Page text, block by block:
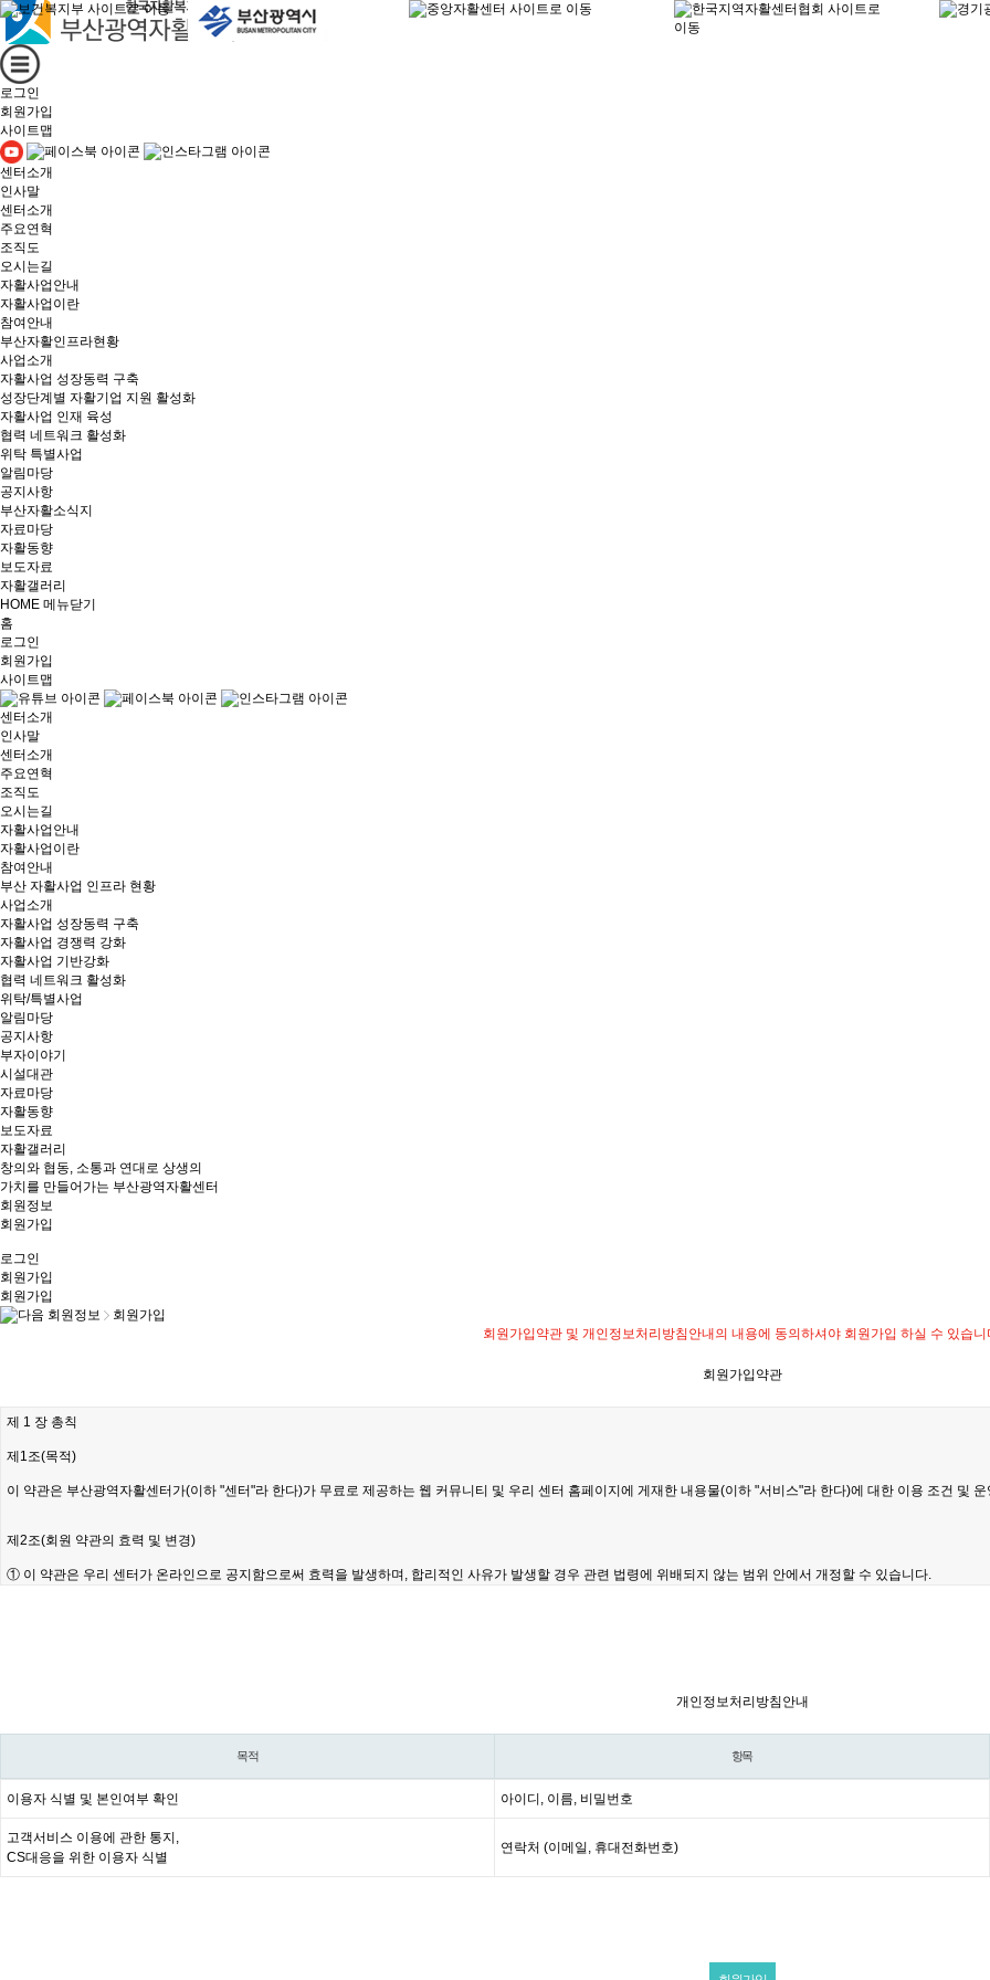
로그인
회원가입
사이트맵
센터소개
인사말
센터소개
주요연혁
조직도
오시는길
자활사업안내
자활사업이란
참여안내
부산자활인프라현황
사업소개
자활사업 성장동력 구축
성장단계별 자활기업 지원 활성화
자활사업 인재 육성
협력 네트워크 활성화
위탁 특별사업
알림마당
공지사항
부산자활소식지
자료마당
자활동향
보도자료
자활갤러리
HOME 메뉴닫기
홈
로그인
회원가입
사이트맵
센터소개
인사말
센터소개
주요연혁
조직도
오시는길
자활사업안내
자활사업이란
참여안내
부산 자활사업 인프라 현황
사업소개
자활사업 성장동력 구축
자활사업 경쟁력 강화
자활사업 기반강화
협력 네트워크 활성화
위탁/특별사업
알림마당
공지사항
부자이야기
시설대관
자료마당
자활동향
보도자료
자활갤러리
창의와 협동, 소통과 연대로 상생의
가치를 만들어가는 부산광역자활센터
회원정보
회원가입
로그인
회원가입
회원가입
회원정보
회원가입
회원가입약관 및 개인정보처리방침안내의 내용에 동의하셔야 회원가입 하실 수 있습니
회원가입약관
개인정보처리방침안내
목적 항목
이용자 식별 및 본인여부 확인 아이디, 이름, 비밀번호
고객서비스 이용에 관한 통지,
CS대응을 위한 이용자 식별
연락처 (이메일, 휴대전화번호)